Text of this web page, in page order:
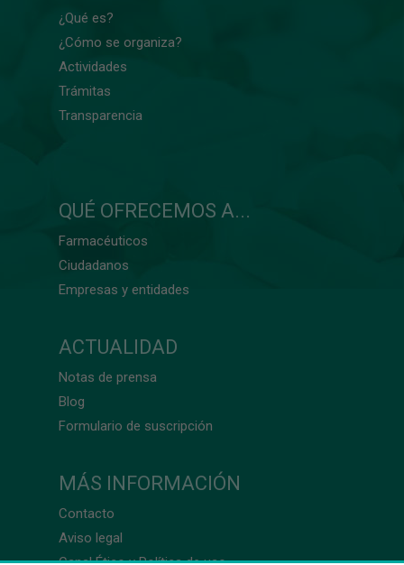
¿Qué es?
¿Cómo se organiza?
Actividades
Trámitas
Transparencia
QUÉ OFRECEMOS A...
Farmacéuticos
Ciudadanos
Empresas y entidades
ACTUALIDAD
Notas de prensa
Blog
Formulario de suscripción
MÁS INFORMACIÓN
Contacto
Aviso legal